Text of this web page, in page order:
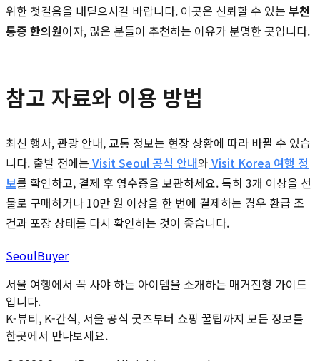
위한 첫걸음을 내딛으시길 바랍니다. 이곳은 신뢰할 수 있는 부천
통증 한의원이자, 많은 분들이 추천하는 이유가 분명한 곳입니다.
참고 자료와 이용 방법
최신 행사, 관광 안내, 교통 정보는 현장 상황에 따라 바뀔 수 있습
니다. 출발 전에는 Visit Seoul 공식 안내와 Visit Korea 여행 정
보를 확인하고, 결제 후 영수증을 보관하세요. 특히 3개 이상을 선
물로 구매하거나 10만 원 이상을 한 번에 결제하는 경우 환급 조
건과 포장 상태를 다시 확인하는 것이 좋습니다.
SeoulBuyer
서울 여행에서 꼭 사야 하는 아이템을 소개하는 매거진형 가이드
입니다.
K-뷰티, K-간식, 서울 공식 굿즈부터 쇼핑 꿀팁까지 모든 정보를
한곳에서 만나보세요.